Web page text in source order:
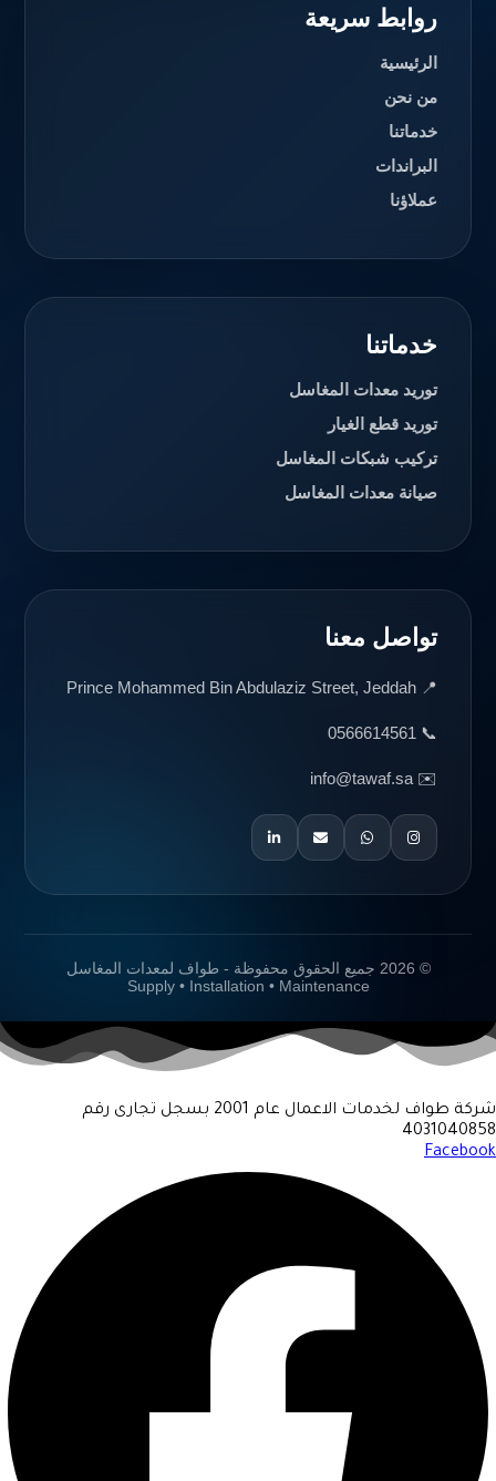
روابط سريعة
الرئيسية
من نحن
خدماتنا
البراندات
عملاؤنا
خدماتنا
توريد معدات المغاسل
توريد قطع الغيار
تركيب شبكات المغاسل
صيانة معدات المغاسل
تواصل معنا
📍 Prince Mohammed Bin Abdulaziz Street, Jeddah
📞 0566614561
✉️ info@tawaf.sa
© 2026 جميع الحقوق محفوظة - طواف لمعدات المغاسل
Supply • Installation • Maintenance
شركة طواف لخدمات الاعمال عام 2001 بسجل تجارى رقم
4031040858
Facebook